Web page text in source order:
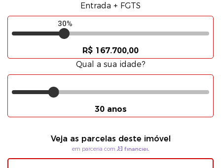
Entrada + FGTS
30%
R$ 167.700,00
Qual a sua idade?
30 anos
Veja as parcelas deste imóvel
em parceria com